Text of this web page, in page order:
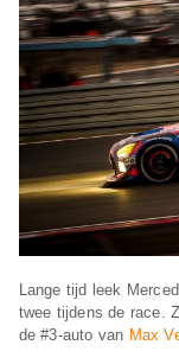
Lange tijd leek
twee tijdens de race.
de #3-auto van Max